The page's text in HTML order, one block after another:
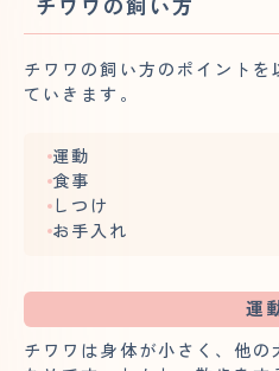
チワワの飼い方
チワワの飼い方のポイントを
ていきます。
運動
食事
しつけ
お手入れ
運
チワワは身体が小さく、他